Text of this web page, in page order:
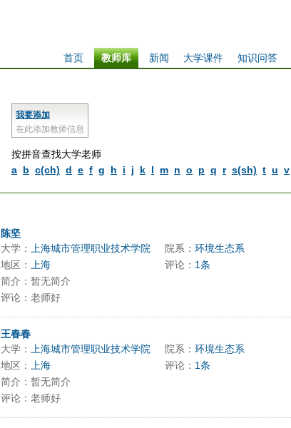
知识问答
大学课件
新闻
教师库
首页
我要添加
在此添加教师信息
按拼音查找大学老师
a b c(ch) d e f g h i j k l m n o p q r s(sh) t u v
陈坚
大学：
上海城市管理职业技术学院 院系： 环境生态系
地区： 上海 评论： 1条
简介：暂无简介
评论：老师好
王春春
大学：
上海城市管理职业技术学院 院系： 环境生态系
地区： 上海 评论： 1条
简介：暂无简介
评论：老师好